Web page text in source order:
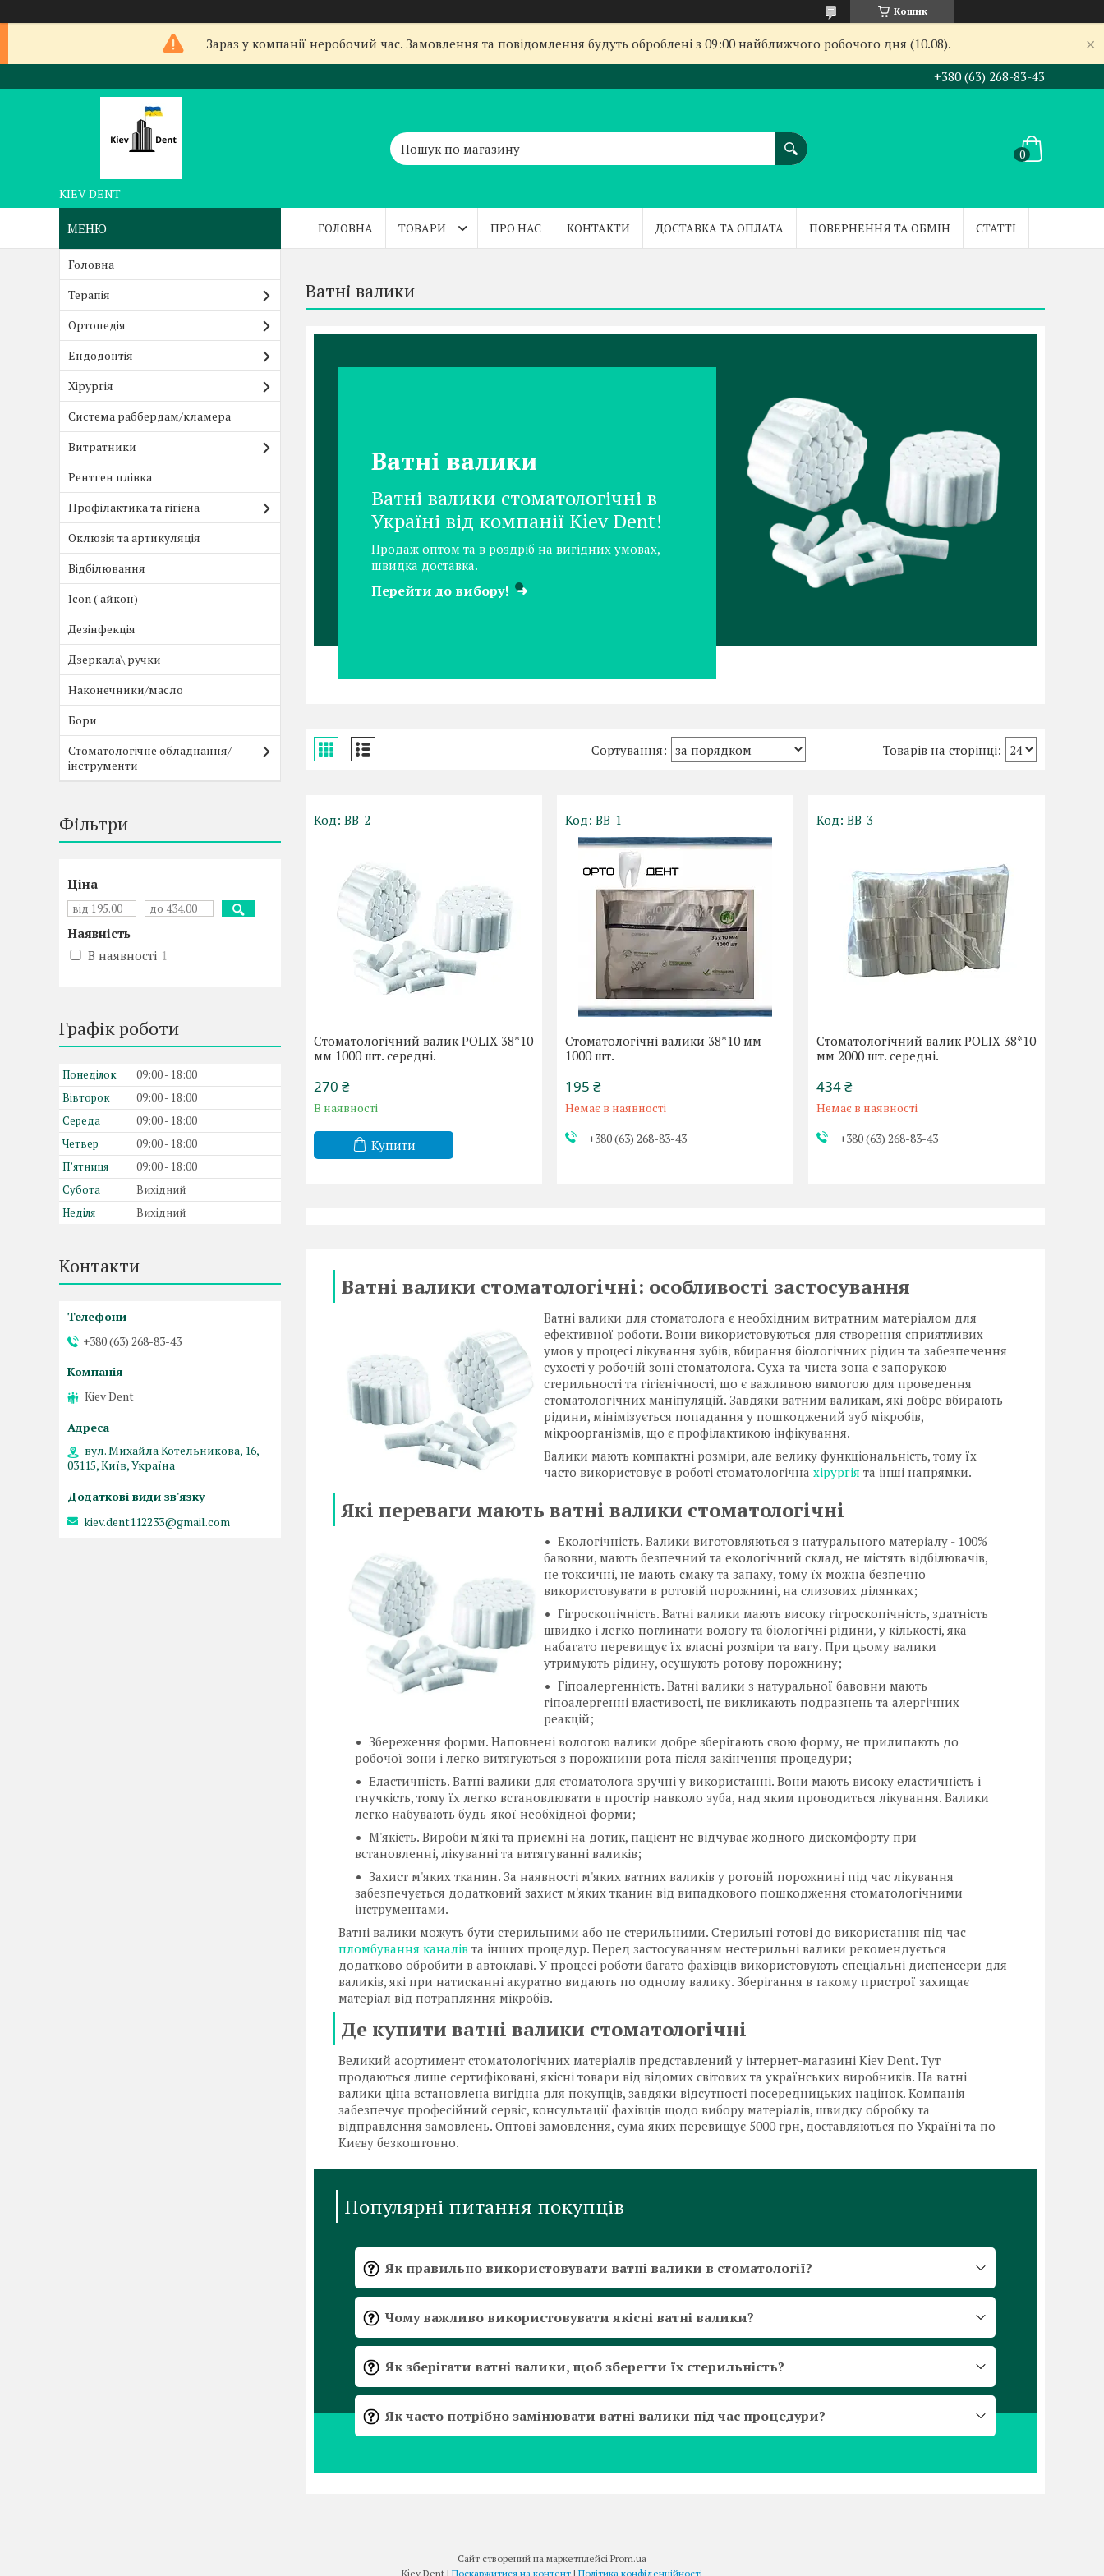
Кошик
Зараз у компанії неробочий час. Замовлення та повідомлення будуть оброблені з 09:00 найближчого робочого дня (10.08).
+380 (63) 268-83-43
KIEV DENT
ГОЛОВНА ТОВАРИ ПРО НАС КОНТАКТИ ДОСТАВКА ТА ОПЛАТА ПОВЕРНЕННЯ ТА ОБМІН СТАТТІ
Ватні валики
Ватні валики
Ватні валики стоматологічні в
Україні від компанії Kiev Dent!
Продаж оптом та в роздріб на вигідних умовах,
швидка доставка.
Перейти до вибору! ➜
ВВ-2
Стоматологічний валик POLIX 38*10
мм 1000 шт. середні.
270 ₴
В наявності
Купити
ВВ-1
Стоматологічні валики 38*10 мм
1000 шт.
195 ₴
Немає в наявності
+380 (63) 268-83-43
ВВ-3
Стоматологічний валик POLIX 38*10
мм 2000 шт. середні.
434 ₴
Немає в наявності
+380 (63) 268-83-43
Ватні валики стоматологічні: особливості застосування
Ватні валики для стоматолога є необхідним витратним матеріалом для
ефективної роботи. Вони використовуються для створення сприятливих
умов у процесі лікування зубів, вбирання біологічних рідин та забезпечення
сухості у робочій зоні стоматолога. Суха та чиста зона є запорукою
стерильності та гігієнічності, що є важливою вимогою для проведення
стоматологічних маніпуляцій. Завдяки ватним валикам, які добре вбирають
рідини, мінімізується попадання у пошкоджений зуб мікробів,
мікроорганізмів, що є профілактикою інфікування.
Валики мають компактні розміри, але велику функціональність, тому їх
часто використовує в роботі стоматологічна хірургія та інші напрямки.
Які переваги мають ватні валики стоматологічні
Екологічність. Валики виготовляються з натурального матеріалу - 100%
бавовни, мають безпечний та екологічний склад, не містять відбілювачів,
не токсичні, не мають смаку та запаху, тому їх можна безпечно
використовувати в ротовій порожнині, на слизових ділянках;
Гігроскопічність. Ватні валики мають високу гігроскопічність, здатність
швидко і легко поглинати вологу та біологічні рідини, у кількості, яка
набагато перевищує їх власні розміри та вагу. При цьому валики
утримують рідину, осушують ротову порожнину;
Гіпоалергенність. Ватні валики з натуральної бавовни мають
гіпоалергенні властивості, не викликають подразнень та алергічних
реакцій;
Збереження форми. Наповнені вологою валики добре зберігають свою форму, не прилипають до
робочої зони і легко витягуються з порожнини рота після закінчення процедури;
Еластичність. Ватні валики для стоматолога зручні у використанні. Вони мають високу еластичність і
гнучкість, тому їх легко встановлювати в простір навколо зуба, над яким проводиться лікування. Валики
легко набувають будь-якої необхідної форми;
М'якість. Вироби м'які та приємні на дотик, пацієнт не відчуває жодного дискомфорту при
встановленні, лікуванні та витягуванні валиків;
Захист м'яких тканин. За наявності м'яких ватних валиків у ротовій порожнині під час лікування
забезпечується додатковий захист м'яких тканин від випадкового пошкодження стоматологічними
інструментами.
Ватні валики можуть бути стерильними або не стерильними. Стерильні готові до використання під час
пломбування каналів та інших процедур. Перед застосуванням нестерильні валики рекомендується
додатково обробити в автоклаві. У процесі роботи багато фахівців використовують спеціальні диспенсери для
валиків, які при натисканні акуратно видають по одному валику. Зберігання в такому пристрої захищає
матеріал від потрапляння мікробів.
Де купити ватні валики стоматологічні
Великий асортимент стоматологічних матеріалів представлений у інтернет-магазині Kiev Dent. Тут
продаються лише сертифіковані, якісні товари від відомих світових та українських виробників. На ватні
валики ціна встановлена вигідна для покупців, завдяки відсутності посередницьких націнок. Компанія
забезпечує професійний сервіс, консультації фахівців щодо вибору матеріалів, швидку обробку та
відправлення замовлень. Оптові замовлення, сума яких перевищує 5000 грн, доставляються по Україні та по
Києву безкоштовно.
Популярні питання покупців
Як правильно використовувати ватні валики в стоматології?
Чому важливо використовувати якісні ватні валики?
Як зберігати ватні валики, щоб зберегти їх стерильність?
Як часто потрібно замінювати ватні валики під час процедури?
Головна
Терапія
Ортопедія
Ендодонтія
Хірургія
Система раббердам/кламера
Витратники
Рентген плівка
Профілактика та гігієна
Оклюзія та артикуляція
Відбілювання
Icon ( айкон)
Дезінфекція
Дзеркала\ ручки
Наконечники/масло
Бори
Стоматологічне обладнання/
інструменти
Фільтри
Ціна
Наявність
В наявності 1
Графік роботи
Понеділок 09:00
18:00
Вівторок
09:00
18:00
Середа
09:00
18:00
Четвер
09:00
18:00
Пʼятниця
09:00
18:00
Субота
Вихідний
Неділя
Вихідний
Контакти
+380 (63) 268-83-43
Kiev Dent
вул. Михайла Котельникова, 16,
03115, Київ, Україна
kiev.dent112233@gmail.com
Сайт створений на маркетплейсі Prom.ua
Kiev Dent | Поскаржитися на контент | Політика конфіденційності